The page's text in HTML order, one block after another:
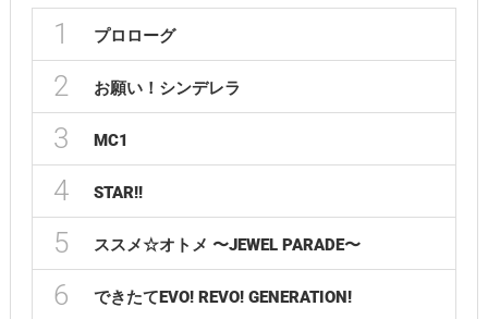
1 プロローグ
2 お願い！シンデレラ
3 MC1
4 STAR!!
5 ススメ☆オトメ 〜JEWEL PARADE〜
6 できたてEVO! REVO! GENERATION!